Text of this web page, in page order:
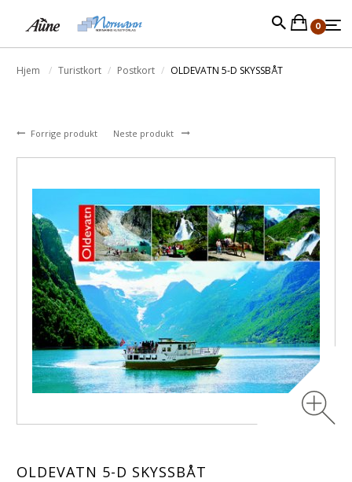
0
Hjem Turistkort Postkort OLDEVATN 5-D SKYSSBÅT
Forrige produkt Neste produkt
OLDEVATN 5-D SKYSSBÅT